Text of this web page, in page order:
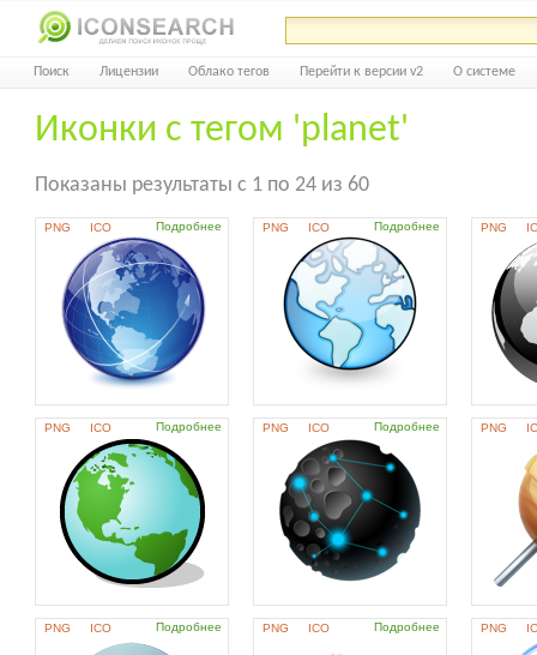
Поиск Лицензии Облако тегов Перейти к версии v2 О системе
Иконки с тегом 'planet'
Показаны результаты с 1 по 24 из 60
PNG ICO Подробнее PNG ICO Подробнее PNG
PNG ICO Подробнее PNG ICO Подробнее PNG
PNG ICO Подробнее PNG ICO Подробнее PNG